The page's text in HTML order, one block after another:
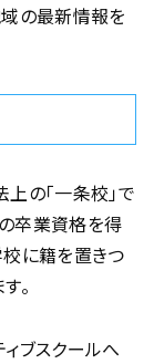
域の最新情報を
の「一条校」で
卒業資格を得
校に籍を置きつ
。
ブスクールへ